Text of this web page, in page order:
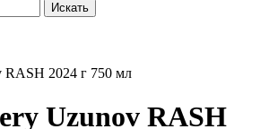
Искать
2024 г 750 мл
Uzunov RASH